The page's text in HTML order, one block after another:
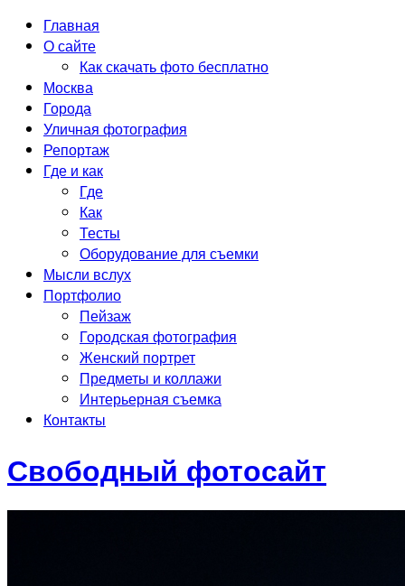
Главная
О сайте
Как скачать фото бесплатно
Москва
Города
Уличная фотография
Репортаж
Где и как
Где
Как
Тесты
Оборудование для съемки
Мысли вслух
Портфолио
Пейзаж
Городская фотография
Женский портрет
Предметы и коллажи
Интерьерная съемка
Контакты
Свободный фотосайт